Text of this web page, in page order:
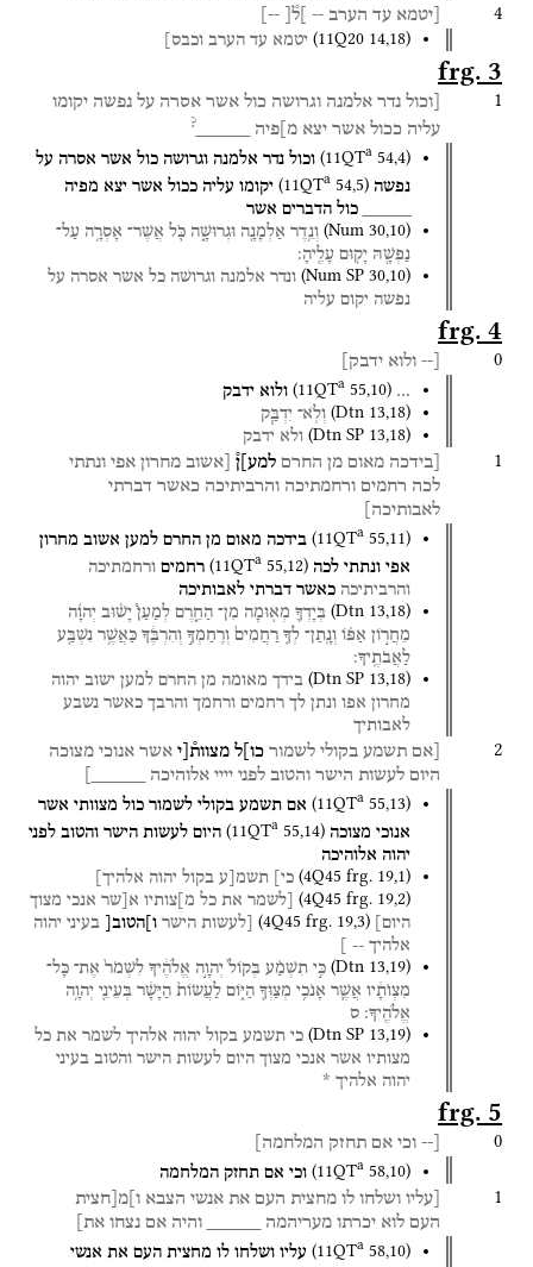
4 [יטמא עד הערב -- ]ל֯[ --]
(11Q20 14,18) יטמא עד הערב וכבס]
frg. 3
1 [וכול נדר אלמנה וגרושה כול אשר אסרה על נפשה יקומו
עליה ככול אשר יצא מ]פיה ?
(11QTa 54,4) וכול נדר אלמנה וגרושה כול אשר אסרה על
נפשה
(11QTa 54,5) יקומו עליה ככול אשר יצא מפיה
כול הדברים אשר
(Num 30,10) וְנֵ֥דֶר אַלְמָנָ֖ה וּגְרוּשָׁ֑ה כֹּ֛ל אֲשֶׁר־ אָסְרָ֥ה עַל־
נַפְשָׁ֖הּ יָק֥וּם עָלֶֽיהָ׃
(Num SP 30,10) ונדר אלמנה וגרושה כל אשר אסרה על
נפשה יקום עליה
frg. 4
0
[-- ולוא ידבק]
…
(11QTa 55,10) ולוא ידבק
(Dtn 13,18) וְלֹֽא־ יִדְבַּ֧ק
(Dtn SP 13,18) ולא ידבק
1 [בידכה מאום מן החרם למע]ן֯ [אשוב מחרון אפי ונתתי
לכה רחמים ורחמתיכה והרביתיכה כאשר דברתי
לאבותיכה]
(11QTa 55,11) בידכה מאום מן החרם למען אשוב מחרון
אפי ונתתי לכה (11QTa 55,12) רחמים ורחמתיכה
והרביתיכה כאשר דברתי לאבותיכה
(Dtn 13,18) בְּיָדְךָ֛ מְא֖וּמָה מִן־ הַחֵ֑רֶם לְמַעַן֩ יָשׁ֨וּב יְהוָ֜ה
מֵחֲר֣וֹן אַפּ֗וֹ וְנָֽתַן־ לְךָ֤ רַחֲמִים֙ וְרִֽחַמְךָ֣ וְהִרְבֶּ֔ךָ כַּאֲשֶׁ֥ר נִשְׁבַּ֖ע
לַאֲבֹתֶֽיךָ׃
(Dtn SP 13,18) בידך מאומה מן החרם למען ישוב יהוה
מחרון אפו ונתן לך רחמים ורחמך והרבך כאשר נשבע
לאבותיך
2 [אם תשמע בקולי לשמור כו]ל מצוות֯[י אשר אנוכי מצוכה
היום לעשות הישר והטוב לפני יייי אלוהיכה
(11QTa 55,13) אם תשמע בקולי לשמור כול מצוותי אשר
אנוכי מצוכה (11QTa 55,14) היום לעשות הישר והטוב לפני
יהוה אלוהיכה
(4Q45 frg. 19,1) כי] תשמ[ע בקול יהוה אלהיך]
(4Q45 frg. 19,2) [לשמר את כל מ]צותיו א[שר אנכי מצוך
היום]
(4Q45 frg. 19,3) [לעשות הישר ו]הטוב[ בעיני יהוה
אלהיך --
(Dtn 13,19) כִּ֣י תִשְׁמַ֗ע בְּקוֹל֙ יְהוָ֣ה אֱלֹהֶ֔יךָ לִשְׁמֹר֙ אֶת־ כָּל־
מִצְוֺתָ֔יו אֲשֶׁ֛ר אָנֹכִ֥י מְצַוְּךָ֖ הַיּ֑וֹם לַעֲשׂוֹת֙ הַיָּשָׁ֔ר בְּעֵינֵ֖י יְהוָ֥ה
אֱלֹהֶֽיךָ׃ ס
(Dtn SP 13,19) כי תשמע בקול יהוה אלהיך לשמר את כל
מצותיו אשר אנכי מצוך היום לעשות הישר והטוב בעיני
יהוה אלהיך *
frg. 5
0
[-- וכי אם תחזק המלחמה]
(11QTa 58,10) וכי אם תחזק המלחמה
1 [עליו ושלחו לו מחצית העם את אנשי הצבא ו]מ[חצית
העם לוא יכרתו מעריהמה והיה אם נצחו את]
(11QTa 58,10) עליו ושלחו לו מחצית העם את אנשי